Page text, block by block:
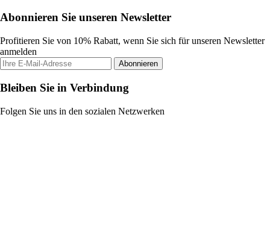
Abonnieren Sie unseren Newsletter
Profitieren Sie von 10% Rabatt, wenn Sie sich für unseren Newsletter
anmelden
Abonnieren
Bleiben Sie in Verbindung
Folgen Sie uns in den sozialen Netzwerken